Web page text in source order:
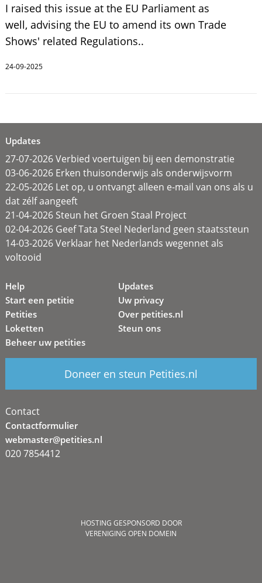
I raised this issue at the EU Parliament as
well, advising the EU to amend its own Trade
Shows' related Regulations..
24-09-2025
Updates
27-07-2026 Verbied voertuigen bij een demonstratie
03-06-2026 Erken thuisonderwijs als onderwijsvorm
22-05-2026 Let op, u ontvangt alleen e-mail van ons als u
dat zélf aangeeft
21-04-2026 Steun het Groen Staal Project
02-04-2026 Geef Tata Steel Nederland geen staatssteun
14-03-2026 Verklaar het Nederlands wegennet als
voltooid
Help
Start een petitie
Petities
Loketten
Beheer uw petities
Updates
Uw privacy
Over petities.nl
Steun ons
Doneer en steun Petities.nl
Contact
Contactformulier
webmaster@petities.nl
020 7854412
HOSTING GESPONSORD DOOR
VERENIGING OPEN DOMEIN